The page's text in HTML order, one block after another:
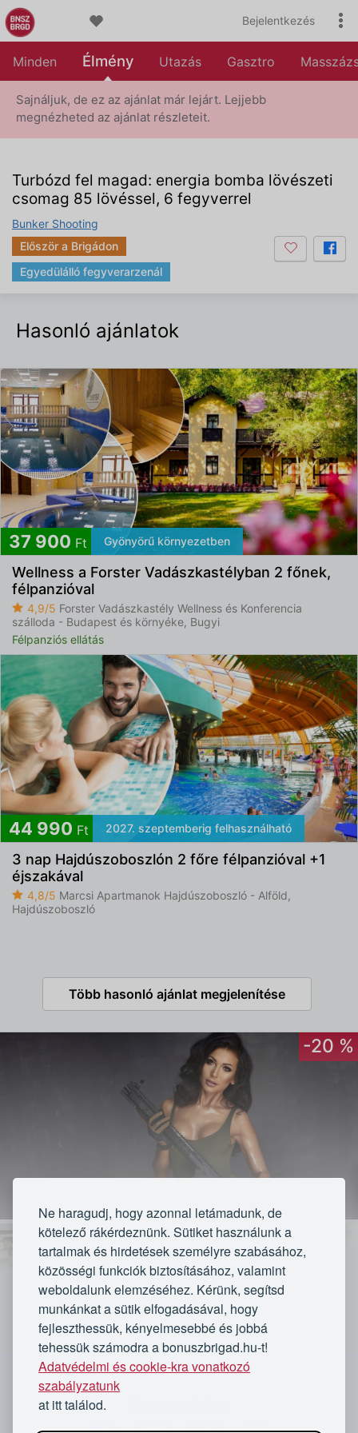
Ne haragudj, hogy azonnal letámadunk, de
kötelező rákérdeznünk. Sütiket használunk a
tartalmak és hirdetések személyre szabásához,
közösségi funkciók biztosításához, valamint
weboldalunk elemzéséhez. Kérünk, segítsd
munkánkat a sütik elfogadásával, hogy
fejleszthessük, kényelmesebbé és jobbá
tehessük számodra a bonuszbrigad.hu-t!
Adatvédelmi és cookie-kra vonatkozó
szabályzatunk
at itt találod.
Bejelentkezés
Minden Élmény Utazás Gasztro
Sajnáljuk, de ez az ajánlat már lejárt. Lejjebb
megnézheted az ajánlat részleteit.
Turbózd fel magad: energia bomba lövészeti
csomag 85 lövéssel, 6 fegyverrel
Bunker Shooting
Először a Brigádon
Egyedülálló fegyverarzenál
Hasonló ajánlatok
37 900 Ft Gyönyörű környezetben
Wellness a Forster Vadászkastélyban 2 főnek,
félpanzióval
4,9/5 Forster Vadászkastély Wellness és Konferencia
szálloda - Budapest és környéke, Bugyi
Félpanziós ellátás
44 990 Ft 2027. szeptemberig felhasználható
3 nap Hajdúszoboszlón 2 főre félpanzióval +1
éjszakával
4,8/5 Marcsi Apartmanok Hajdúszoboszló - Alföld,
Hajdúszoboszló
Több hasonló ajánlat megjelenítése
-20 %
VÁLASSZ CSOMAGOT:
Turbózd fel magad: Energia bomba lövészet
csomag 85 lövéssel, 6 fegyverrel - A
helyszínen fizetendő: 17 400 Ft
`